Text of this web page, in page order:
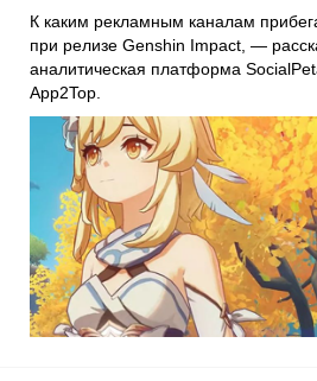
К каким рекламным каналам
при релизе Genshin Impact, —
аналитическая платформа
App2Top.